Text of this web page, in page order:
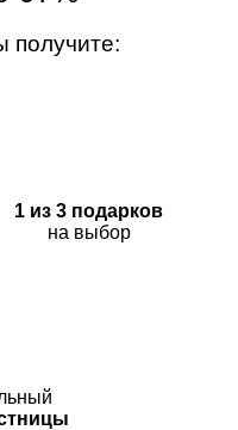
получите:
1 из 3 подарков
на выбор